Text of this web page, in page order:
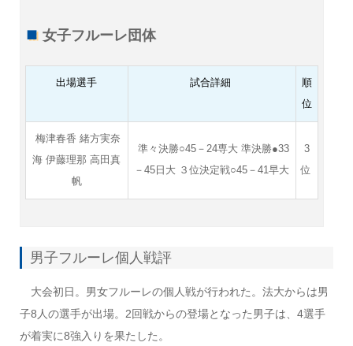
女子フルーレ団体
出場選手 試合詳細
順
位
梅津春香 緒方実奈
海 伊藤理那 高田真
帆
準々決勝○45－24専大 準決勝●33
－45日大 ３位決定戦○45－41早大
3
位
男子フルーレ個人戦評
大会初日。男女フルーレの個人戦が行われた。法大からは男
子8人の選手が出場。2回戦からの登場となった男子は、4選手
が着実に8強入りを果たした。